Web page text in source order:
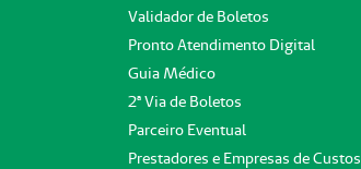
Validador de Boletos
Pronto Atendimento Digital
Guia Médico
2ª Via de Boletos
Parceiro Eventual
Prestadores e Empresas de Custos